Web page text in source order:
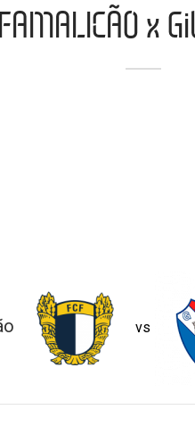
x
vs